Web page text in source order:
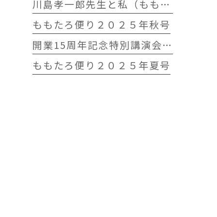
川島孝一郎先生と私（ももたろう往診クリニック開院15周年記念特別講演会）
ももたろ便り２０２５年秋号
開業15周年記念特別講演会 開催します
ももたろ便り２０２５年夏号